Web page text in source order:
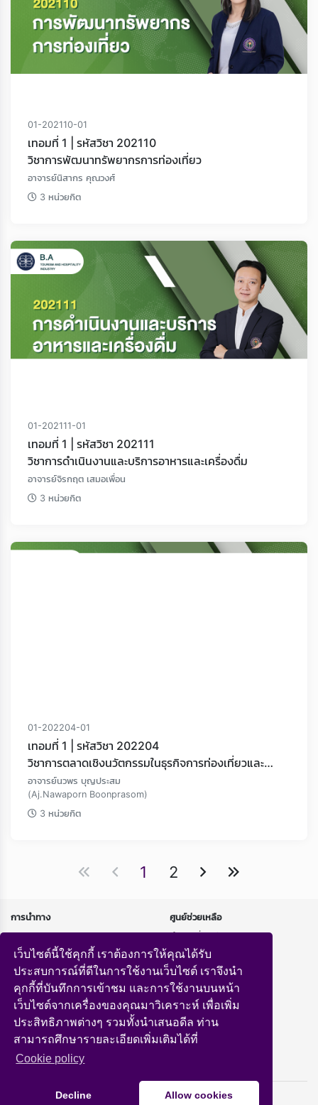
เว็บไซต์นี้ใช้คุกกี้ เราต้องการให้คุณได้รับ
ประสบการณ์ที่ดีในการใช้งานเว็บไซต์ เราจึงนำ
คุกกี้ที่บันทึกการเข้าชม และการใช้งานบนหน้า
เว็บไซต์จากเครื่องของคุณมาวิเคราะห์ เพื่อเพิ่ม
ประสิทธิภาพต่างๆ รวมทั้งนำเสนอดีล ท่าน
สามารถศึกษารายละเอียดเพิ่มเติมได้ที่
Сookie policy
Decline Allow cookies
01-202110-01
เทอมที่ 1 | รหัสวิชา 202110
วิชาการพัฒนาทรัพยากรการท่องเที่ยว
อาจารย์นิสากร คุณวงศ์
3 หน่วยกิต
01-202111-01
เทอมที่ 1 | รหัสวิชา 202111
วิชาการดำเนินงานและบริการอาหารและเครื่องดื่ม
อาจารย์จิรกฤต เสมอเพื่อน
3 หน่วยกิต
01-202204-01
เทอมที่ 1 | รหัสวิชา 202204
วิชาการตลาดเชิงนวัตกรรมในธุรกิจการท่องเที่ยวและ
อุตสาหกรรมบริการ
อาจารย์นวพร บุญประสม
(Aj.Nawaporn Boonprasom)
3 หน่วยกิต
1 2
การนำทาง
หน้าแรก
หลักสูตร
ถ่ายทอดสด
ศูนย์ช่วยเหลือ
คำถามที่พบบ่อย
นโยบายความเป็นส่วนตัว
ทำความรู้จักกับเรา
เกี่ยวกับเรา
Copyright © 2026 Southeast LMS